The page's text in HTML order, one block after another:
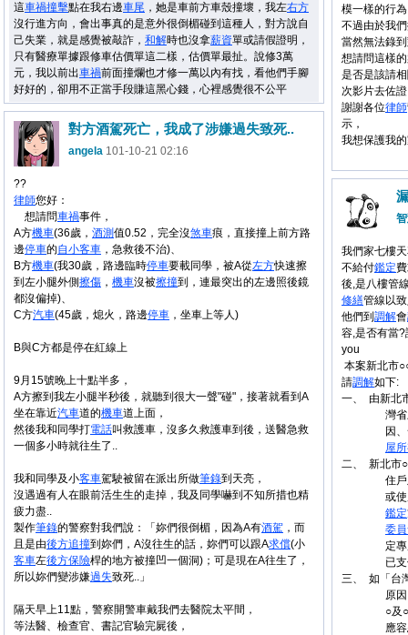
這車禍撞擊點在我右邊車尾 ，她是車前方車殼撞壞，我左右方
沒行進方向，會出事真的是意外很倒楣碰到這種人，對方說自
己失業，就是感覺被敲詐， 和解時也沒拿薪資單或請假證明，
只有醫療單據跟修車估價單這二樣，估價單最扯。說修3萬
元，我以前出車禍前面撞爛也才修一萬以內有找，看他們手腳
好好的，卻用不正當手段賺這黑心錢，心裡感覺很不公平
模一樣的行
不過由於我
當然無法錄
想請問這樣
是否是該請
次影片去佐
謝謝各位律師
示，
我想保護我
對方酒駕死亡，我成了涉嫌過失致死..
angela 101-10-21 02:16
??
律師您好：
想請問車禍事件，
A方機車(36歲， 酒測值0.52，完全沒煞車痕，直接撞上前方路
邊停車的自小客車 ，急救後不治)、
B方機車(我30歲，路邊臨時停車要載同學，被A從左方快速擦
到左小腿外側擦傷 ， 機車沒被擦撞到，連最突出的左邊照後鏡
都沒偏掉)、
C方汽車(45歲，熄火，路邊停車 ，坐車上等人)
B與C方都是停在紅線上
9月15號晚上十點半多，
A方擦到我左小腿半秒後，就聽到很大一聲"碰"，接著就看到A
坐在靠近汽車道的機車道上面，
然後我和同學打電話叫救護車，沒多久救護車到後，送醫急救
一個多小時就往生了..
我和同學及小客車駕駛被留在派出所做筆錄到天亮，
沒遇過有人在眼前活生生的走掉，我及同學嚇到不知所措也精
疲力盡..
製作筆錄的警察對我們說：「妳們很倒楣，因為A有酒駕 ，而
且是由後方追撞到妳們，A沒往生的話，妳們可以跟A求償(小
客車左後方保險桿的地方被撞凹一個洞)；可是現在A往生了，
所以妳們變涉嫌過失致死..」
隔天早上11點，警察開警車戴我們去醫院太平間，
等法醫、檢查官、書記官驗完屍後，
我們家七樓
不給付鑑定
後,是八樓管
修繕管線以
他們到 調解會
容,是否有當
you
本案新北市
請調解如下:
一、 由新北
灣
因
屋
二、 新北市
住
或
鑑定
委
定
已
三、 如「台
原
○及
應